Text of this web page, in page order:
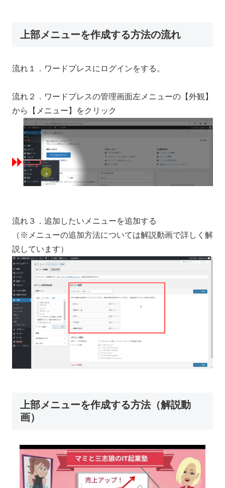
上部メニューを作成する方法の流れ
流れ１．ワードプレスにログインをする。
流れ２．ワードプレスの管理画面左メニューの【外観】
から【メニュー】をクリック
流れ３．追加したいメニューを追加する
（※メニューの追加方法については解説動画で詳しく解
説しています）
上部メニューを作成する方法（解説動
画）